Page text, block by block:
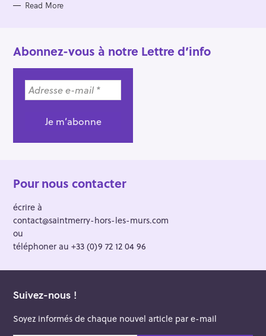
Read More
Abonnez-vous à notre Lettre d’info
Pour nous contacter
écrire à
contact@saintmerry-hors-les-murs.com
ou
téléphoner au +33 (0)9 72 12 04 96
Suivez-nous !
Soyez informés de chaque nouvel article par e-mail